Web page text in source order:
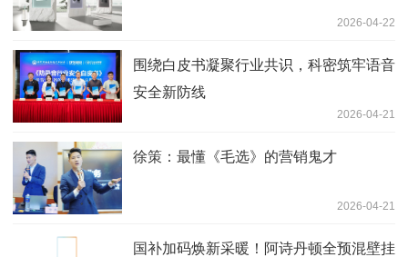
2026-04-22
围绕白皮书凝聚行业共识，科密筑牢语音
安全新防线
2026-04-21
徐策：最懂《毛选》的营销鬼才
2026-04-21
国补加码焕新采暖！阿诗丹顿全预混壁挂